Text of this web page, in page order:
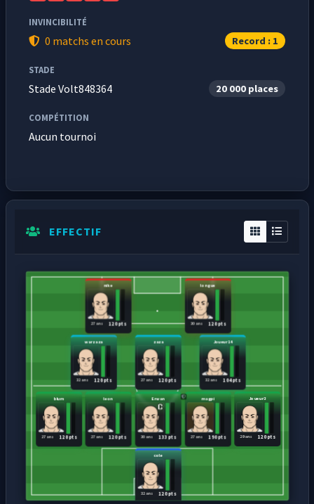
INVINCIBILITÉ
0 matchs en cours Record : 1
STADE
Stade Volt848364 20 000 places
COMPÉTITION
Aucun tournoi
EFFECTIF
cole
120 pts
32 ans
blum
120 pts
27 ans
leon
120 pts
27 ans
Erwan
133 pts
30 ans
magpi
190 pts
27 ans
Joueur3
120 pts
29 ans
warzaza
120 pts
32 ans
zaza
120 pts
27 ans
Joueur14
104 pts
32 ans
nike
120 pts
27 ans
longue
120 pts
30 ans